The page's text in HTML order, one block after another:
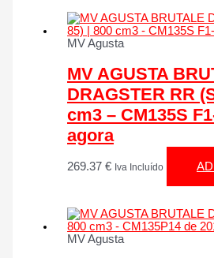
MV Agusta
MV AGUSTA
DRAGSTER RR
cm3 – CM135S
agora
269.37€ Iva Incluído
MV Agusta